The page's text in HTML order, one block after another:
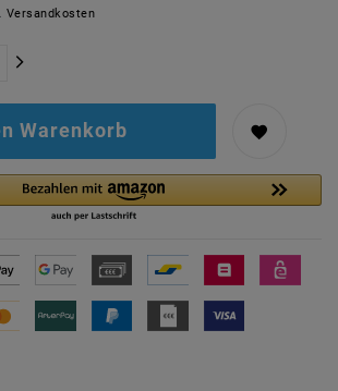
Versandkosten
Warenkorb